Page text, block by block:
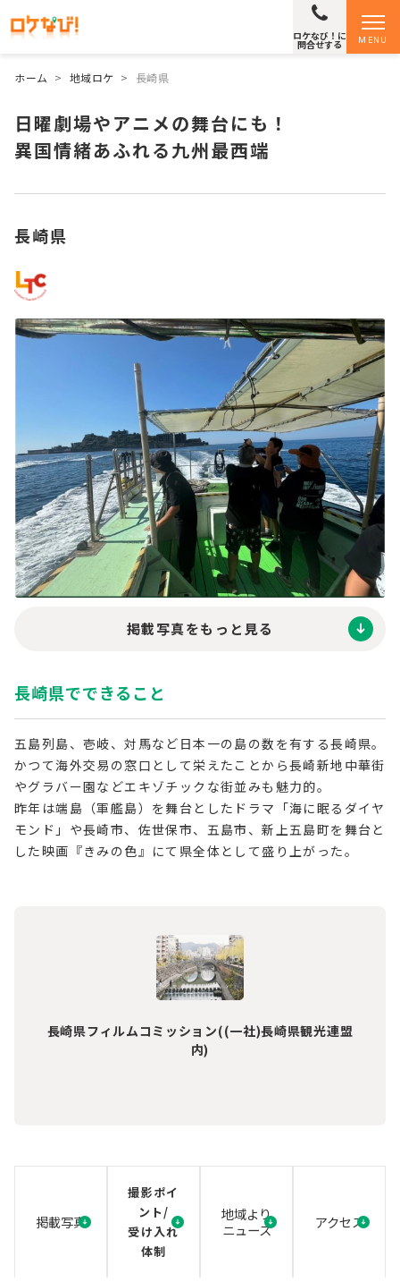
MENU
ロケなび！に
問合せする
ホーム > 地域ロケ > 長崎県
日曜劇場やアニメの舞台にも！
異国情緒あふれる九州最西端
長崎県
掲載写真をもっと見る
長崎県でできること
五島列島、壱岐、対馬など日本一の島の数を有する長崎県。
かつて海外交易の窓口として栄えたことから長崎新地中華街
やグラバー園などエキゾチックな街並みも魅力的。
昨年は端島（軍艦島）を舞台としたドラマ「海に眠るダイヤ
モンド」や長崎市、佐世保市、五島市、新上五島町を舞台と
した映画『きみの色』にて県全体として盛り上がった。
長崎県フィルムコミッション((一社)長崎県観光連盟
内)
掲載写真
撮影ポイ
ント/
受け入れ
体制
地域より
ニュース
アクセス